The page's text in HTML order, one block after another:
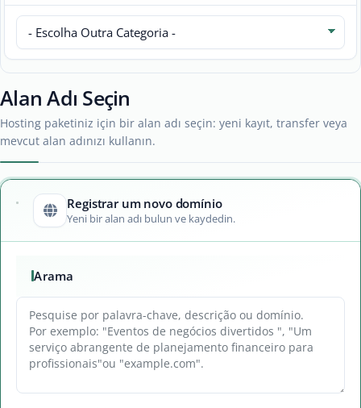
Alan Adı Seçin
Hosting paketiniz için bir alan adı seçin: yeni kayıt, transfer veya
mevcut alan adınızı kullanın.
Registrar um novo domínio
Yeni bir alan adı bulun ve kaydedin.
Arama